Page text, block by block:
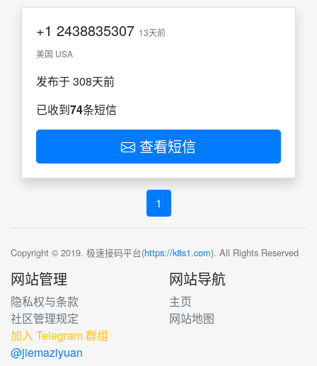
+1 2438835307 13天前
美国 USA
发布于 308天前
已收到74条短信
查看短信
1
Copyright © 2019. 极速接码平台(https://k8s1.com). All Rights Reserved
网站管理
隐私权与条款
社区管理规定
加入 Telegram 群组
@jiemaziyuan
网站导航
主页
网站地图